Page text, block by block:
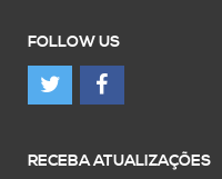
FOLLOW US
RECEBA ATUALIZAÇÕES